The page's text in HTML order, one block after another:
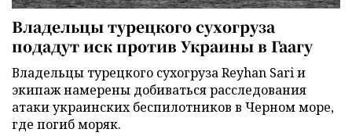
Владельцы турецкого сухогруза
подадут иск против Украины в Гаагу
Владельцы турецкого сухогруза Reyhan Sari и
экипаж намерены добиваться расследования
атаки украинских беспилотников в Черном море,
где погиб моряк.